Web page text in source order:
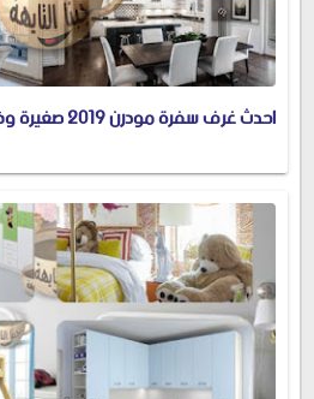
احدث غرف سفرة مودرن 2019 صغيرة وكاملة